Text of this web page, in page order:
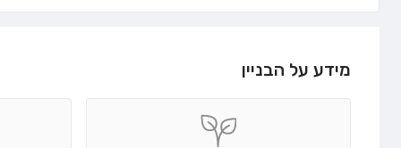
מידע על הבניין